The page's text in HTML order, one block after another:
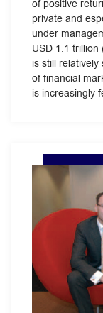
of positive
private and
under
USD 1.1
is still
of financial
is increasingly